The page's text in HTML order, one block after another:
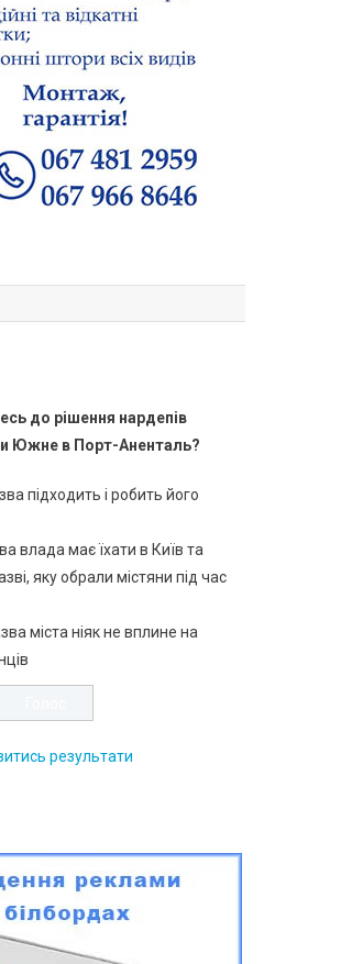
до рішення нардепів
Южне в Порт-Аненталь?
підходить і робить його
влада має їхати в Київ та
яку обрали містяни під час
міста ніяк не вплине на
результати